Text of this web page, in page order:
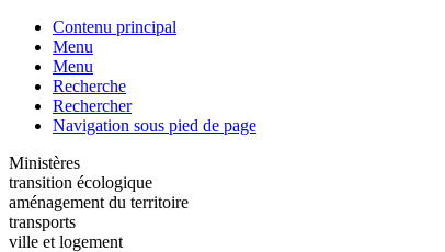
Contenu principal
Menu
Menu
Recherche
Rechercher
Navigation sous pied de page
Ministères
transition écologique
aménagement du territoire
transports
ville et logement